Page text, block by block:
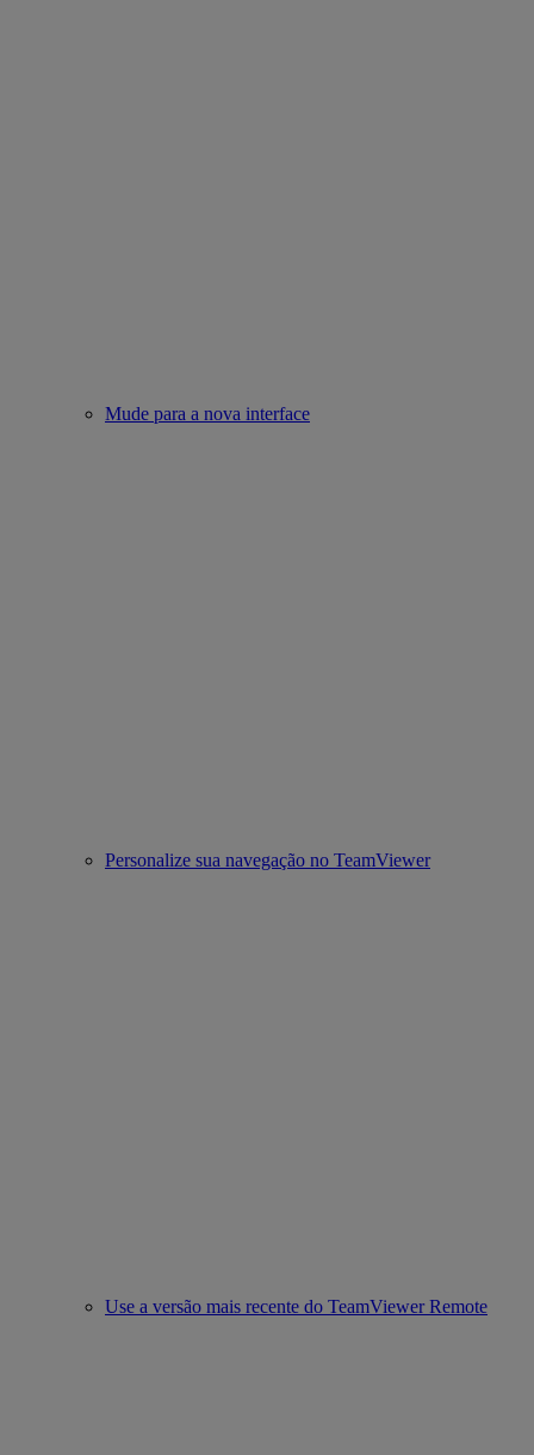
Mude para a nova interface
Personalize sua navegação no TeamViewer
Use a versão mais recente do TeamViewer Remote